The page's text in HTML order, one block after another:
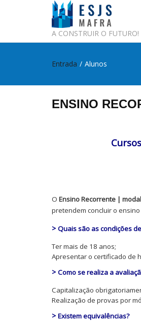
A CONSTRUIR O FUTURO!
Entrada / Alunos
ENSINO
O Ensino Recorrente |
pretendem concluir o
> Quais são as condições
Ter mais de 18 anos;
Apresentar o certificado de
> Como se realiza a
Capitalização
Realização de provas por
> Existem equivalências?